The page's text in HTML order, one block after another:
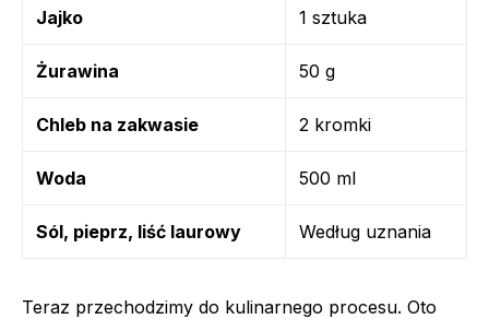
Jajko 1 sztuka
Żurawina 50 g
Chleb na zakwasie 2 kromki
Woda 500 ml
Sól, pieprz, liść laurowy Według uznania
Teraz przechodzimy do kulinarnego procesu. Oto